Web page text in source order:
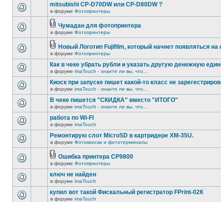
mitsubishi CP-D70DW или CP-D80DW ?
в форуме Фотопринтеры
Чумадан для фотопринтера
в форуме Фотопринтеры
Новый Логотип Fujifilm, который начнет появляться на
в форуме Фотопринтеры
Как в чеке убрать рубли и указать другую денежную
в форуме imaTouch - знаете ли вы, что...
Киоск при запуске пишет какой-то класс не
в форуме imaTouch - знаете ли вы, что...
В чеке пишется "СКИДКА" вместо "ИТОГО"
в форуме imaTouch - знаете ли вы, что...
работа по Wi-FI
в форуме imaTouch
Ремонтирую слот MicroSD в картридере XM-35U.
в форуме Фотокиоски и фототерминалы
Ошибка принтера CP9800
в форуме Фотопринтеры
ключ не найден
в форуме imaTouch
купил вот такой Фискальный регистратор FPrint-02К
в форуме imaTouch